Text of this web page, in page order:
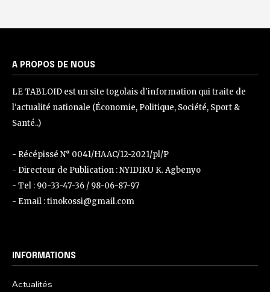
A PROPOS DE NOUS
LE TABLOID est un site togolais d'information qui traite de
l'actualité nationale (Économie, Politique, Société, Sport &
Santé..)
- Récépissé N° 0041/HAAC/12-2021/pl/P
- Directeur de Publication : NYIDIKU K. Agbenyo
- Tel : 90-33-47-36 / 98-06-87-97
- Email : tinokossi@gmail.com
INFORMATIONS
Actualités